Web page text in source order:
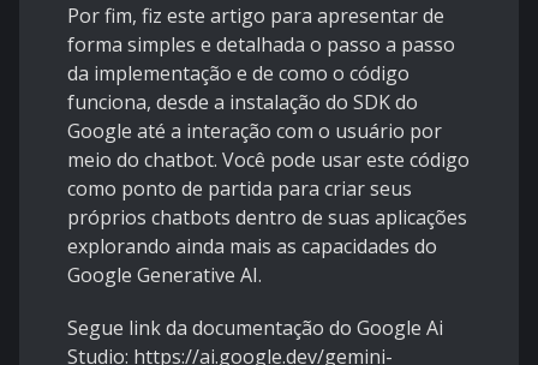
Por fim, fiz este artigo para apresentar de
forma simples e detalhada o passo a passo
da implementação e de como o código
funciona, desde a instalação do SDK do
Google até a interação com o usuário por
meio do chatbot. Você pode usar este código
como ponto de partida para criar seus
próprios chatbots dentro de suas aplicações
explorando ainda mais as capacidades do
Google Generative AI.
Segue link da documentação do Google Ai
Studio: https://ai.google.dev/gemini-